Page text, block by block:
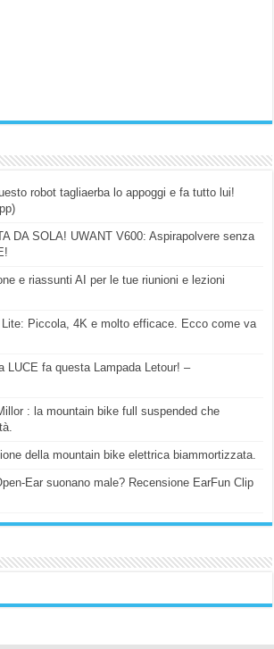
robot tagliaerba lo appoggi e fa tutto lui!
DA SOLA! UWANT V600: Aspirapolvere senza
e riassunti AI per le tue riunioni e lezioni
Lite: Piccola, 4K e molto efficace. Ecco come va
LUCE fa questa Lampada Letour! –
: la mountain bike full suspended che
della mountain bike elettrica biammortizzata.
Ear suonano male? Recensione EarFun Clip